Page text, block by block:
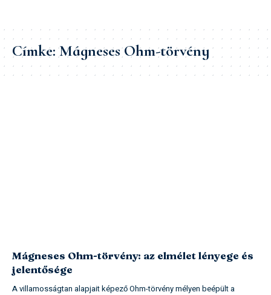
Címke:Mágneses Ohm-törvény
Mágneses Ohm-törvény: az elmélet lényege és
jelentősége
A villamosságtan alapjait képező Ohm-törvény mélyen beépült a